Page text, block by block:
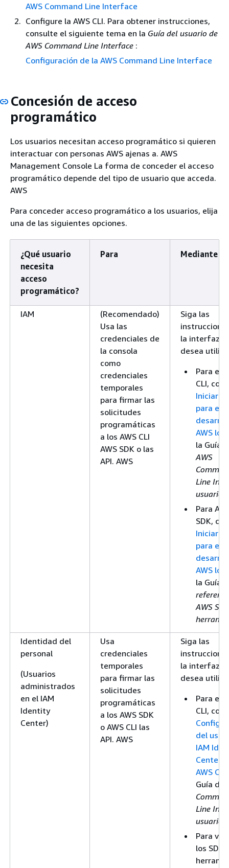
AWS Command Line Interface
Configure la AWS CLI. Para obtener instrucciones,
consulte el siguiente tema en la Guía del usuario de
AWS Command Line Interface :
Configuración de la AWS Command Line Interface
Concesión de acceso
programático
Los usuarios necesitan acceso programático si quieren
interactuar con personas AWS ajenas a. AWS
Management Console La forma de conceder el acceso
programático depende del tipo de usuario que acceda.
AWS
Para conceder acceso programático a los usuarios, elija
una de las siguientes opciones.
¿Qué usuario
necesita
acceso
programático?
Para Mediante
IAM
(Recomendado)
Usa las
credenciales de
la consola
como
credenciales
temporales
para firmar las
solicitudes
programáticas
a los AWS CLI
AWS SDK o las
API. AWS
Siga las
la interfaz
desea
Para
CLI,
Iniciar
para el
AWS
la Guía
AWS
Line
usuario
Para
SDK,
Iniciar
para el
AWS
la Guía
AWS
Identidad del
personal
(Usuarios
administrados
en el IAM
Identity
Center)
Usa
credenciales
temporales
para firmar las
solicitudes
programáticas
a los AWS SDK
o AWS CLI las
API. AWS
Siga las
la interfaz
desea
Para
CLI,
del uso
IAM
Center
AWS CLI
Guía del
Line
usuario
Para ver
los SDK,